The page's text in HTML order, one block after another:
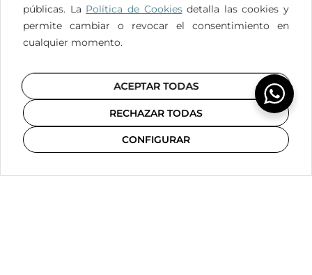
públicas. La Política de Cookiesdetalla las cookies y
permite cambiar o revocar el consentimiento en
cualquier momento.
ACEPTAR TODAS
RECHAZAR TODAS
CONFIGURAR
POLÍTICA LEGAL
© COPYRIGHT INSPIRIA. TODOS LOS DERECHOS RESERVADOS